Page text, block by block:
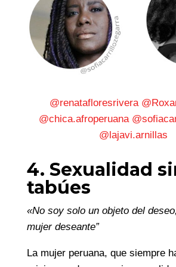
@renatafloresrivera
@chica.afroperuana
@lajavi.arnillas
4. Sexualidad
tabúes
«No soy solo un objeto del
mujer deseante”
La mujer peruana, que siempre